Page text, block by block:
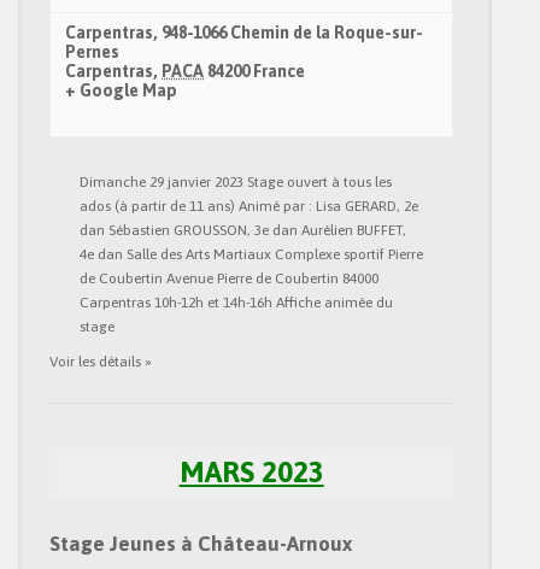
Carpentras, 948-1066 Chemin de la Roque-sur-
Pernes
Carpentras, PACA 84200 France
+ Google Map
Dimanche 29 janvier 2023 Stage ouvert à tous les
ados (à partir de 11 ans) Animé par : Lisa GERARD, 2e
dan Sébastien GROUSSON, 3e dan Aurélien BUFFET,
4e dan Salle des Arts Martiaux Complexe sportif Pierre
de Coubertin Avenue Pierre de Coubertin 84000
Carpentras 10h-12h et 14h-16h Affiche animée du
stage
Voir les détails »
MARS 2023
Stage Jeunes à Château-Arnoux